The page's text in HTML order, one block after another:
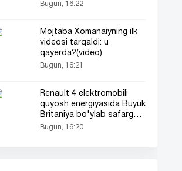
Bugun, 16:22
Mojtaba Xomanaiyning ilk
videosi tarqaldi: u
qayerda?(video)
Bugun, 16:21
Renault 4 elektromobili
quyosh energiyasida Buyuk
Britaniya bo'ylab safarga
chiqdi
Bugun, 16:20